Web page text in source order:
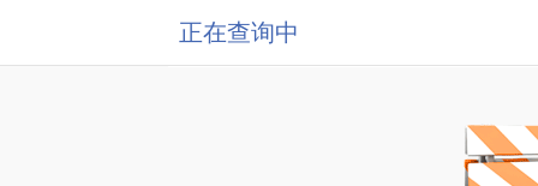
正在查询中